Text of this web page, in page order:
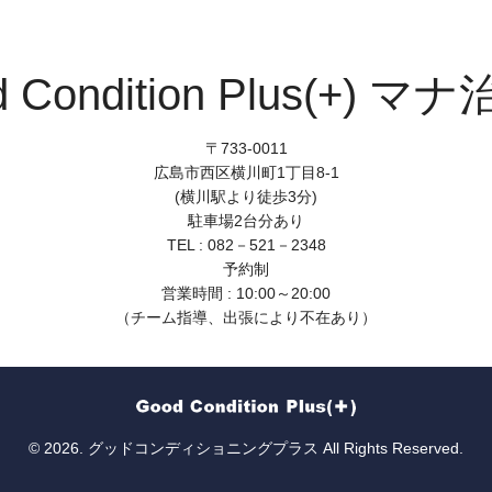
Condition Plus(+) マナ
〒733-0011
広島市西区横川町1丁目8-1
(横川駅より徒歩3分)
駐車場2台分あり
TEL : 082－521－2348
予約制
営業時間 : 10:00～20:00
（チーム指導、出張により不在あり）
© 2026. グッドコンディショニングプラス All Rights Reserved.